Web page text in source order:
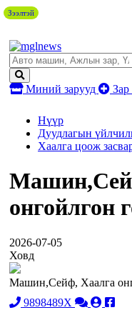
Миний зарууд Зар
Нүүр
Дуудлагын
Хаалга цоож
онгойлгон
2026-07-05
Ховд
Машин,Сейф, Хаалга
9898489X
Зээлтэй